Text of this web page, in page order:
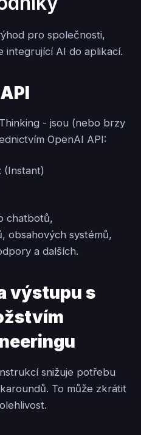
pro společnosti,
integrující AI do aplikací.
- jsou (nebo brzy
OpenAI API:
(Instant)
chatbotů,
obsahových systémů,
a dalších.
výstupu s
snižuje potřebu
To může zkrátit